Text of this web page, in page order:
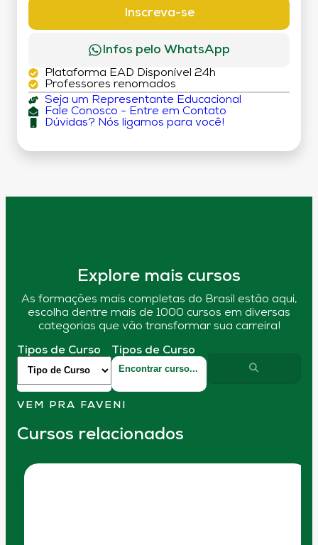
Inscreva-se
Infos pelo WhatsApp
Plataforma EAD Disponível 24h
Professores renomados
Seja um Representante Educacional
Fale Conosco - Entre em Contato
Dúvidas? Nós ligamos para você!
Explore mais cursos
As formações mais completas do Brasil estão aqui,
escolha dentre mais de 1000 cursos em diversas
categorias que vão transformar sua carreira!
Tipos de Curso Tipos de Curso
VEM PRA FAVENI
Cursos relacionados